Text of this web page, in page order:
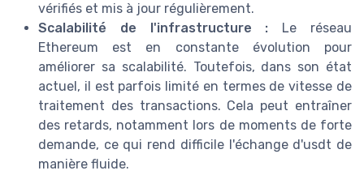
vérifiés et mis à jour régulièrement.
Scalabilité de l'infrastructure : Le réseau
Ethereum est en constante évolution pour
améliorer sa scalabilité. Toutefois, dans son état
actuel, il est parfois limité en termes de vitesse de
traitement des transactions. Cela peut entraîner
des retards, notamment lors de moments de forte
demande, ce qui rend difficile l'échange d'usdt de
manière fluide.